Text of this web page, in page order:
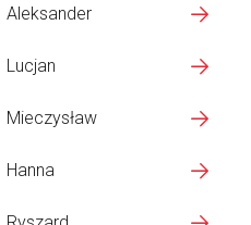
Aleksander
Lucjan
Mieczysław
Hanna